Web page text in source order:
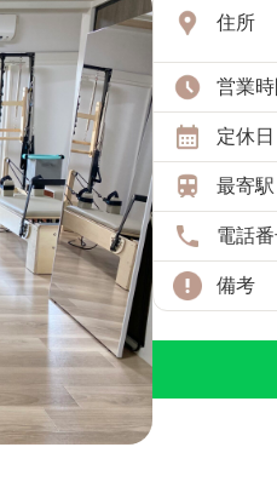
住所
営業時
定休日
最寄駅
電話
備考